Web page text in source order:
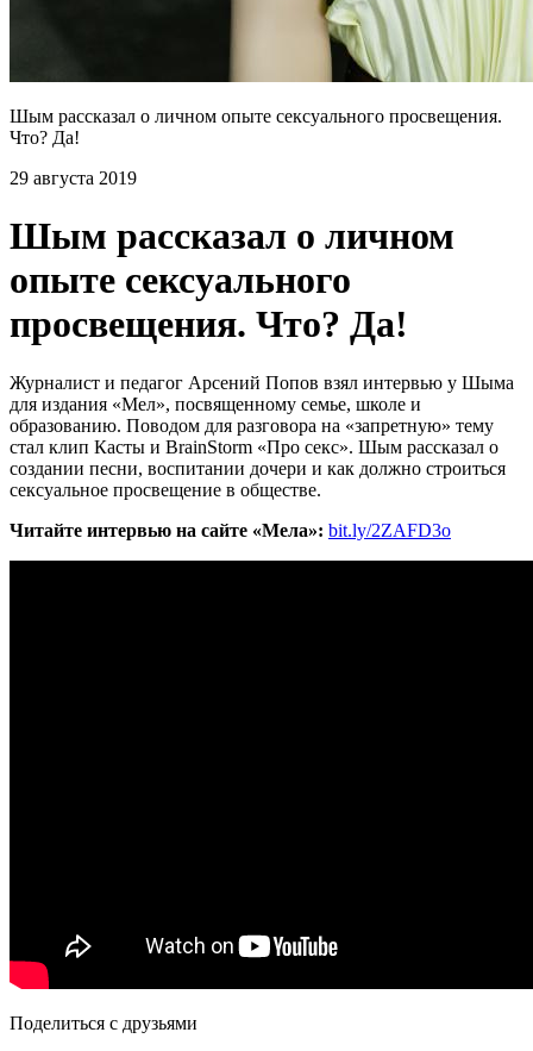
Шым рассказал о личном опыте сексуального просвещения.
Что? Да!
29 августа 2019
Шым рассказал о личном
опыте сексуального
просвещения. Что? Да!
Журналист и педагог Арсений Попов взял интервью у Шыма
для издания «Мел», посвященному семье, школе и
образованию. Поводом для разговора на «запретную» тему
стал клип Касты и BrainStorm «Про секс». Шым рассказал о
создании песни, воспитании дочери и как должно строиться
сексуальное просвещение в обществе.
Читайте интервью на сайте «Мела»: bit.ly/2ZAFD3o
Поделиться с друзьями